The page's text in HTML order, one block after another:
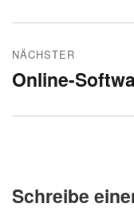
NÄCHSTER
Nächster
Online-
Schreibe